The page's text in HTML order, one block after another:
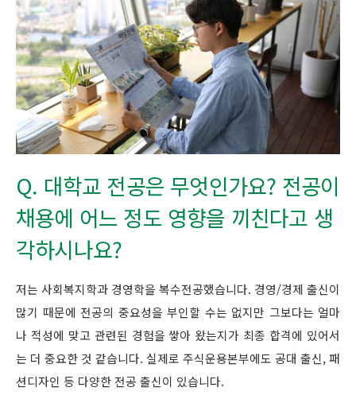
Q. 대학교 전공은 무엇인가요? 전공이
채용에 어느 정도 영향을 끼친다고 생
각하시나요?
저는 사회복지학과 경영학을 복수전공했습니다. 경영/경제 출신이
많기 때문에 전공의 중요성을 부인할 수는 없지만 그보다는 얼마
나 적성에 맞고 관련된 경험을 쌓아 왔는지가 최종 합격에 있어서
는 더 중요한 것 같습니다. 실제로 주식운용본부에도 공대 출신, 패
션디자인 등 다양한 전공 출신이 있습니다.